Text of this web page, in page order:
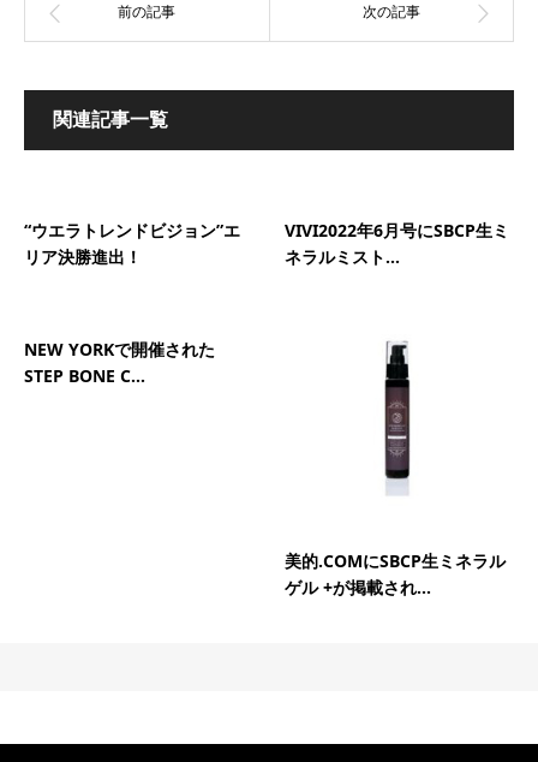
関連記事一覧
“ウエラトレンドビジョン”エ
リア決勝進出！
VIVI2022年6月号にSBCP生ミ
ネラルミスト...
NEW YORKで開催された
STEP BONE C...
美的.COMにSBCP生ミネラル
ゲル +が掲載され...